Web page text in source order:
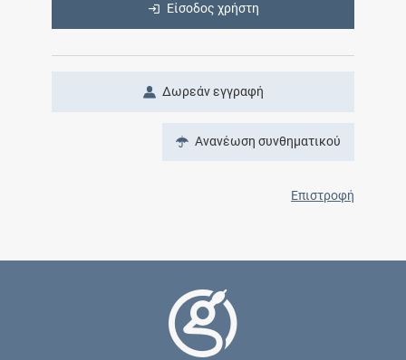
Είσοδος χρήστη
Δωρεάν εγγραφή
Ανανέωση συνθηματικού
Επιστροφή